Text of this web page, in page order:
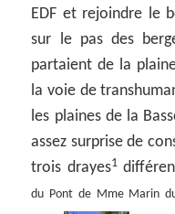
EDF et rejoindre le
sur le pas des
partaient de la
la voie de
les plaines de la
assez surprise de
trois drayes1
du Pont de Mme Marin